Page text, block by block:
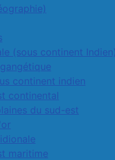
(sous continent
continent indien
continental
du sud-est
maritime